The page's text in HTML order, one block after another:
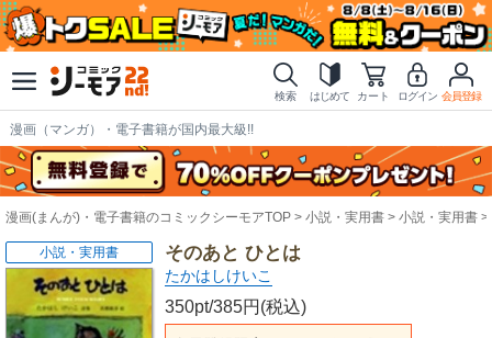
検索 はじめて カート ログイン 会員登録
漫画（マンガ）・電子書籍が国内最大級!!
漫画(まんが)・電子書籍のコミックシーモアTOP 小説・実用書 小説・実用書
そのあと ひとは
たかはしけいこ
350pt/385円(税込)
小説・実用書